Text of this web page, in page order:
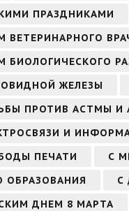
ПРАЗДНИКАМИ
ЖЕЛЕЗЫ
ПРОТИВ АСТМЫ И
И
ПЕЧАТИ
С
ОБРАЗОВАНИЯ
С
ДНЕМ 8 МАРТА